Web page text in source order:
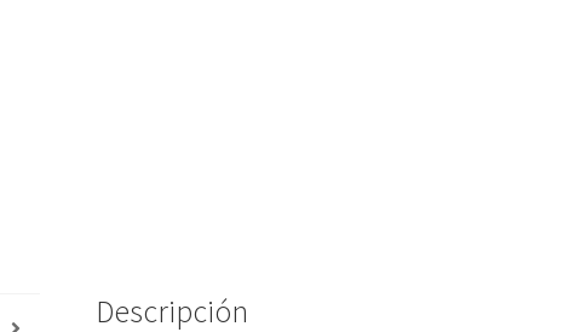
Descripción